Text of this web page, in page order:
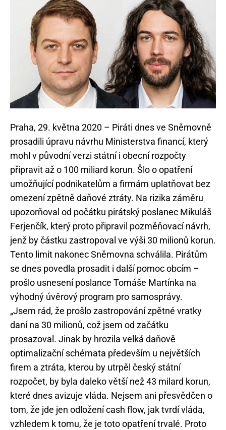
Praha, 29. května 2020 – Piráti dnes ve Sněmovně
prosadili úpravu návrhu Ministerstva financí, který
mohl v původní verzi státní i obecní rozpočty
připravit až o 100 miliard korun. Šlo o opatření
umožňující podnikatelům a firmám uplatňovat bez
omezení zpětně daňové ztráty. Na rizika záměru
upozorňoval od počátku pirátský poslanec Mikuláš
Ferjenčík, který proto připravil pozměňovací návrh,
jenž by částku zastropoval ve výši 30 milionů korun.
Tento limit nakonec Sněmovna schválila. Pirátům
se dnes povedla prosadit i další pomoc obcím –
prošlo usnesení poslance Tomáše Martínka na
výhodný úvěrový program pro samosprávy.
„Jsem rád, že prošlo zastropování zpětné vratky
daní na 30 milionů, což jsem od začátku
prosazoval. Jinak by hrozila velká daňově
optimalizační schémata především u největších
firem a ztráta, kterou by utrpěl český státní
rozpočet, by byla daleko větší než 43 milard korun,
které dnes avizuje vláda. Nejsem ani přesvědčen o
tom, že jde jen odložení cash flow, jak tvrdí vláda,
vzhledem k tomu, že je toto opatření trvalé. Proto